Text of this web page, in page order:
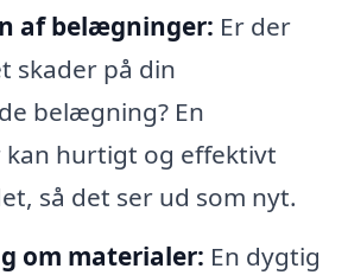
af belægninger: Er der
skader på din
belægning? En
hurtigt og effektivt
så det ser ud som nyt.
om materialer: En dygtig